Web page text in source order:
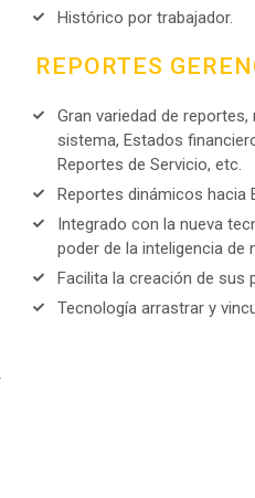
Histórico por trabajador.
REPORTES
Gran variedad de
sistema, Estados
Reportes de Servicio, etc.
Reportes dinámicos hacia
Integrado con la nueva
poder de la inteligencia de
Facilita la creación de sus
Tecnología arrastrar y